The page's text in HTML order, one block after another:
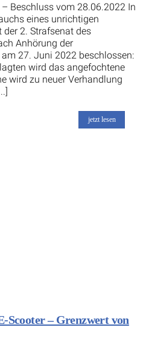
– Beschluss vom 28.06.2022 In
eines unrichtigen
2. Strafsenat des
Anhörung der
27. Juni 2022 beschlossen:
wird das angefochtene
wird zu neuer Verhandlung
jetzt lesen
– Grenzwert von